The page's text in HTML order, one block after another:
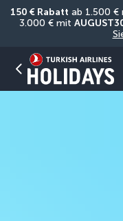
150 € Rabatt ab 1.500 €
3.000 € mit